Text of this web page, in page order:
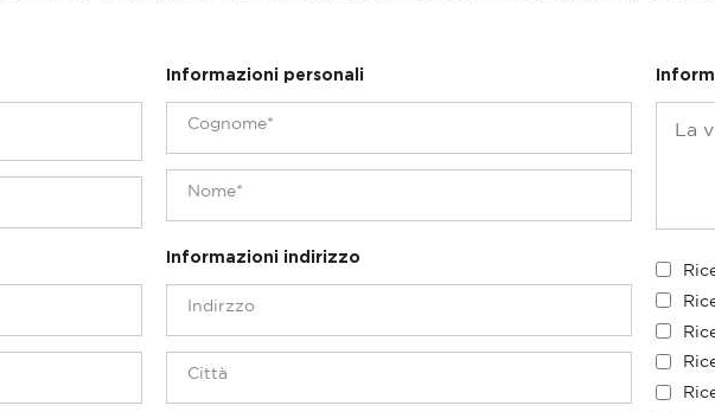
Informazioni personali
Informazioni indirizzo